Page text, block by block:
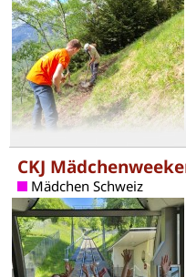
CKJ
Mädchen Schweiz